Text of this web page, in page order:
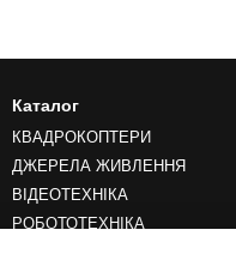
Каталог
КВАДРОКОПТЕРИ
ДЖЕРЕЛА ЖИВЛЕННЯ
ВІДЕОТЕХНІКА
РОБОТОТЕХНІКА